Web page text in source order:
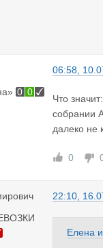
0 0
06:58,
Что
собрании
далеко не
0
22:10,
Елена